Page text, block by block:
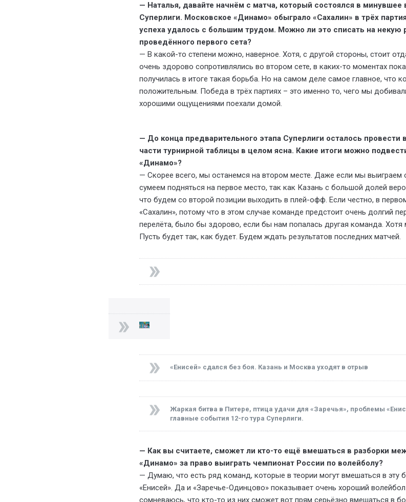
— Наталья, давайте начнём с матча, который состоялся в минувшее
Суперлиги. Московское «Динамо» обыграло «Сахалин» в трёх
успеха удалось с большим трудом. Можно ли это списать на некую
проведённого первого сета?
— В какой-то степени можно, наверное. Хотя, с другой стороны, стоит
очень здорово сопротивлялись во втором сете, в каких-то моментах
получилась в итоге такая борьба. Но на самом деле самое главное, что
положительным. Победа в трёх партиях – это именно то, чего мы
хорошими ощущениями поехали домой.
— До конца предварительного этапа Суперлиги осталось провести
части турнирной таблицы в целом ясна. Какие итоги можно
«Динамо»?
— Скорее всего, мы останемся на втором месте. Даже если мы выиграем
сумеем подняться на первое место, так как Казань с большой долей
что будем со второй позиции выходить в плей-офф. Если честно, в
«Сахалин», потому что в этом случае команде предстоит очень долгий
перелёта, было бы здорово, если бы нам попалась другая команда. Хотя
Пусть будет так, как будет. Будем ждать результатов последних матчей.
«Енисей» сдался без боя. Казань и Москва уходят в отрыв
Жаркая битва в Питере, птица удачи для «Заречья», проблемы
главные события 12-го тура Суперлиги.
— Как вы считаете, сможет ли кто-то ещё вмешаться в разборки
«Динамо» за право выиграть чемпионат России по волейболу?
— Думаю, что есть ряд команд, которые в теории могут вмешаться в эту
«Енисей». Да и «Заречье-Одинцово» показывает очень хороший
сомневаюсь, что кто-то из них сможет вот прям серьёзно вмешаться в